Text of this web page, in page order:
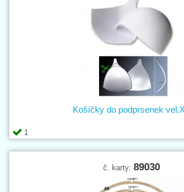
1
Košíčky do podprsenek
č. karty: 89030